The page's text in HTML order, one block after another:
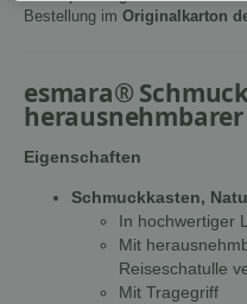
Bestellung im Originalkarton
esmara®
Eigenschaften
Schmuckkasten,
In hochwertiger
Mit
Reiseschatulle
Mit Tragegriff